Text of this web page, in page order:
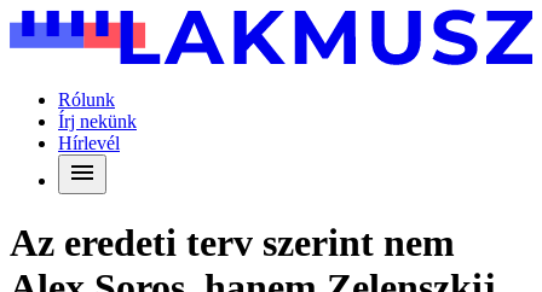
Rólunk
Írj nekünk
Hírlevél
Az eredeti terv szerint nem